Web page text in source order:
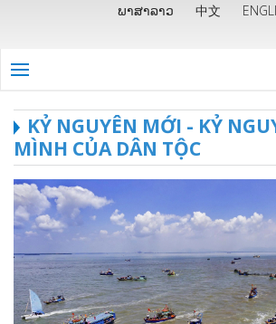
ພາສາລາວ 中文
KỶ NGUYÊN MỚI - KỶ
MÌNH CỦA DÂN TỘC